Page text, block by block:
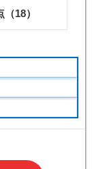
（18）